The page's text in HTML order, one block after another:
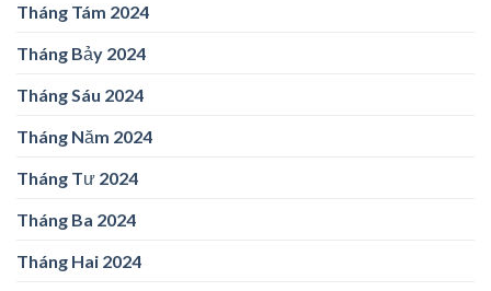
Tháng Tám 2024
Tháng Bảy 2024
Tháng Sáu 2024
Tháng Năm 2024
Tháng Tư 2024
Tháng Ba 2024
Tháng Hai 2024